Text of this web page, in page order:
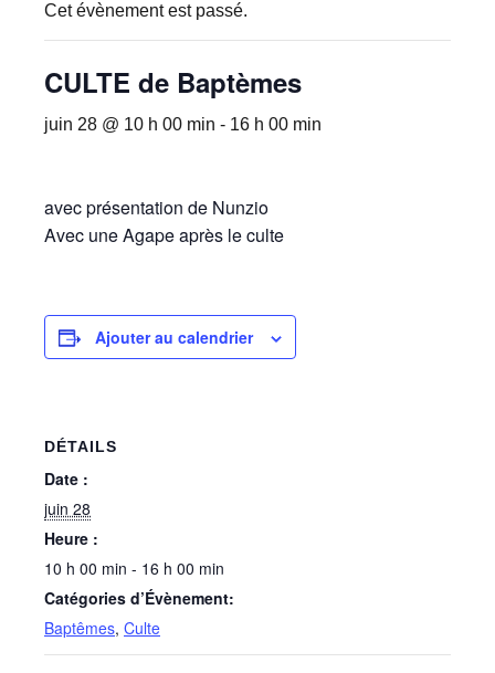
Cet évènement est passé.
CULTE de Baptèmes
juin 28 @ 10 h 00 min - 16 h 00 min
avec présentation de Nunzio
Avec une Agape après le culte
Ajouter au calendrier
DÉTAILS
Date :
juin 28
Heure :
10 h 00 min - 16 h 00 min
Catégories d’Évènement:
Baptêmes, Culte